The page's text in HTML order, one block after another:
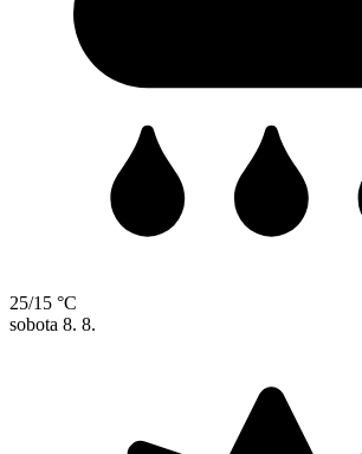
25/15 °C
sobota 8. 8.